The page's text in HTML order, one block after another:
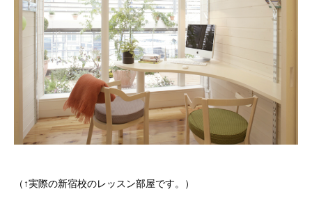
（↑実際の新宿校のレッスン部屋です。）